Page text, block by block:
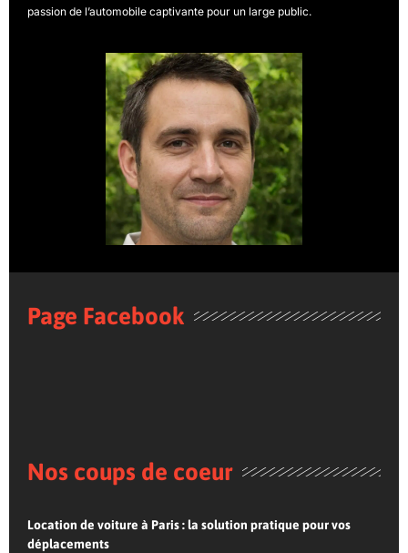
passion de l’automobile captivante pour un large public.
Page Facebook
Nos coups de coeur
Location de voiture à Paris : la solution pratique pour vos
déplacements